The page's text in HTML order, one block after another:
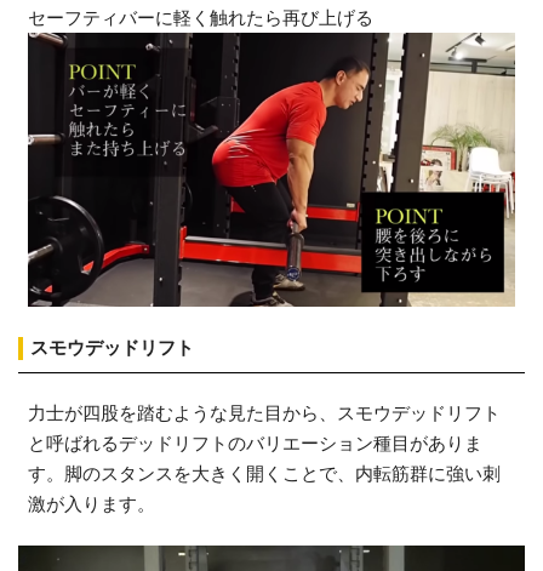
セーフティバーに軽く触れたら再び上げる
スモウデッドリフト
力士が四股を踏むような見た目から、スモウデッドリフト
と呼ばれるデッドリフトのバリエーション種目がありま
す。脚のスタンスを大きく開くことで、内転筋群に強い刺
激が入ります。